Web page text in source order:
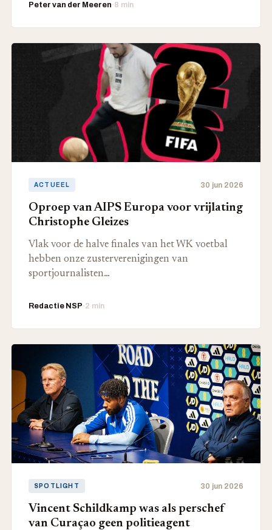
Peter van der Meeren·8 min
ACTUEEL 30 jun 2026
Oproep van AIPS Europa voor vrijlating
Christophe Gleizes
Vlak voor de halve finales van het WK voetbal
hebben onze zusterverenigingen van
sportjournalisten…
Redactie NSP·2 min
SPOTLIGHT 30 jun 2026
Vincent Schildkamp was als perschef
van Curaçao geen politieagent